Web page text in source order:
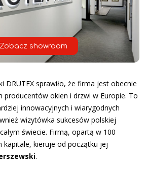
Zobacz showroom
DRUTEX sprawiło, że firma jest obecnie
producentów okien i drzwi w Europie. To
innowacyjnych i wiarygodnych
wizytówka sukcesów polskiej
świecie. Firmą, opartą w 100
kapitale, kieruje od początku jej
.